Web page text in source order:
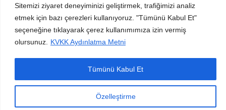
Sitemizi ziyaret deneyiminizi geliştirmek, trafiğimizi analiz
etmek için bazı çerezleri kullanıyoruz. "Tümünü Kabul Et"
seçeneğine tıklayarak çerez kullanımımıza izin vermiş
olursunuz.
KVKK Aydınlatma Metni
Özelleştirme
Tümünü Kabul Et